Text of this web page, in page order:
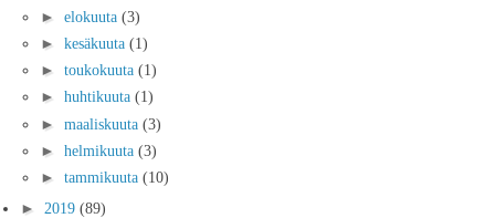
► elokuuta (3)
► kesäkuuta (1)
► toukokuuta (1)
► huhtikuuta (1)
► maaliskuuta (3)
► helmikuuta (3)
► tammikuuta (10)
► 2019 (89)